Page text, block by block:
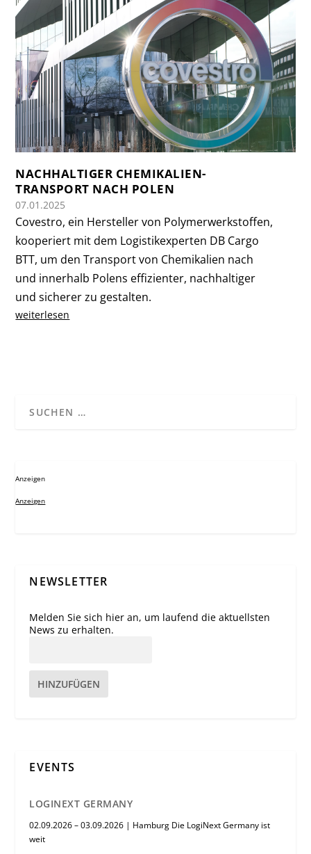
NACHHALTIGER CHEMIKALIEN-
TRANSPORT NACH POLEN
07.01.2025
Covestro, ein Hersteller von Polymerwerkstoffen,
kooperiert mit dem Logistikexperten DB Cargo
BTT, um den Transport von Chemikalien nach
und innerhalb Polens effizienter, nachhaltiger
und sicherer zu gestalten.
weiterlesen
Anzeigen
Anzeigen
NEWSLETTER
Melden Sie sich hier an, um laufend die aktuellsten
News zu erhalten.
HINZUFÜGEN
EVENTS
LOGINEXT GERMANY
02.09.2026 – 03.09.2026 | Hamburg Die LogiNext Germany ist
weit